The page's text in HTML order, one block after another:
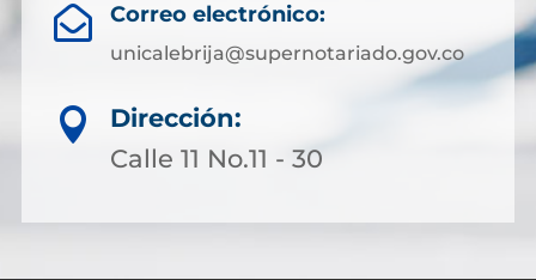
 Correo electrónico:
unicalebrija@supernotariado.gov.co

Dirección:
Calle 11 No.11 - 30